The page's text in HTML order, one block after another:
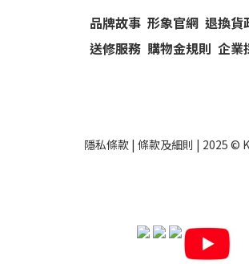
品牌故事 形象官網 退換貨
送修服務 購物金規則 企業
隱私條款 | 條款及細則 | 2025 ©